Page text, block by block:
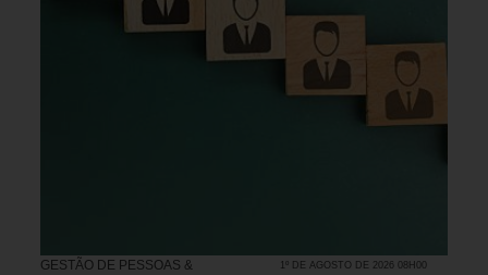
GESTÃO DE PESSOAS &
1º DE AGOSTO DE 2026 08H00